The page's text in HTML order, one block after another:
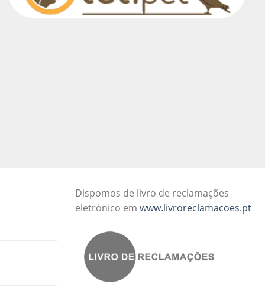
Dispomos de livro de reclamações
eletrónico em www.livroreclamacoes.pt